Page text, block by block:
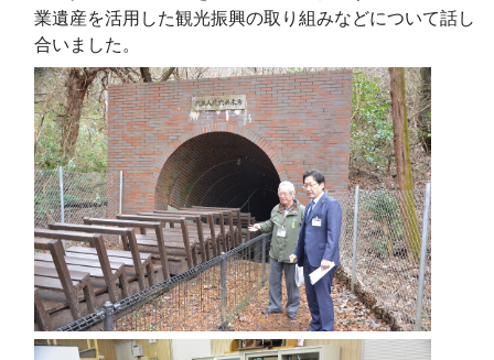
業遺産を活用した観光振興の取り組みなどについて話し
合いました。